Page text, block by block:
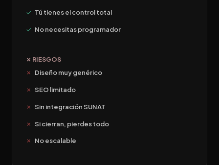
Tú tienes el control total
No necesitas programador
✗ RIESGOS
Diseño muy genérico
SEO limitado
Sin integración SUNAT
Si cierran, pierdes todo
No escalable